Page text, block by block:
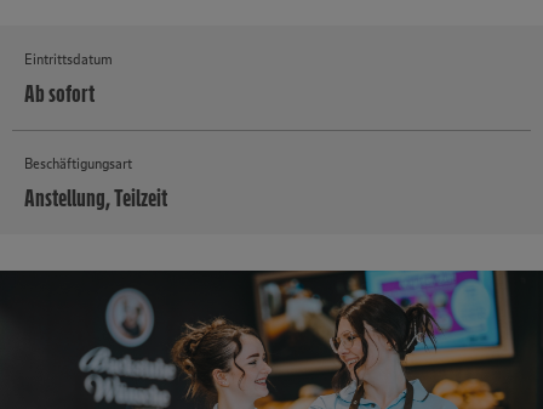
Eintrittsdatum
Ab sofort
Beschäftigungsart
Anstellung, Teilzeit